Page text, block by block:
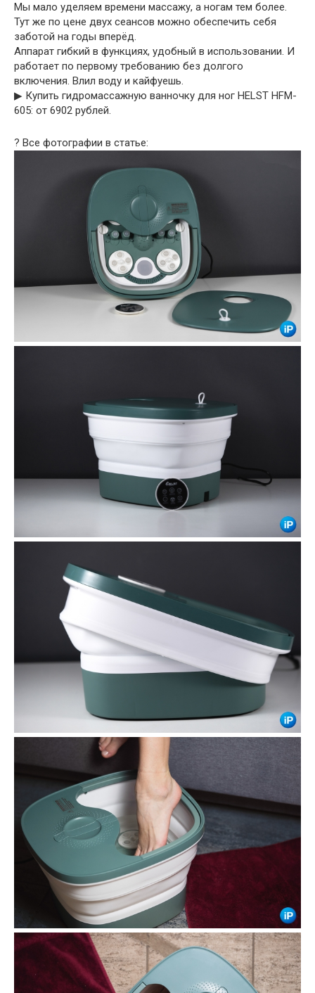
Мы мало уделяем времени массажу, а ногам тем более.
Тут же по цене двух сеансов можно обеспечить себя
заботой на годы вперёд.
Аппарат гибкий в функциях, удобный в использовании. И
работает по первому требованию без долгого
включения. Влил воду и кайфуешь.
▶︎ Купить гидромассажную ванночку для ног HELST HFM-
605: от 6902 рублей.
? Все фотографии в статье: